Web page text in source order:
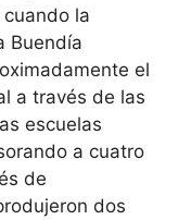
la
Buendía
el
a través de las
escuelas
a cuatro
de
dos